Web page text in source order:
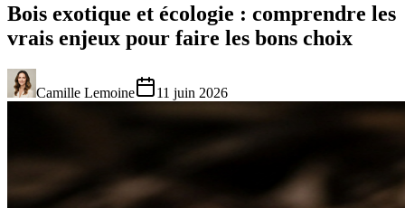
Bois exotique et écologie : comprendre les
vrais enjeux pour faire les bons choix
Camille Lemoine 11 juin 2026